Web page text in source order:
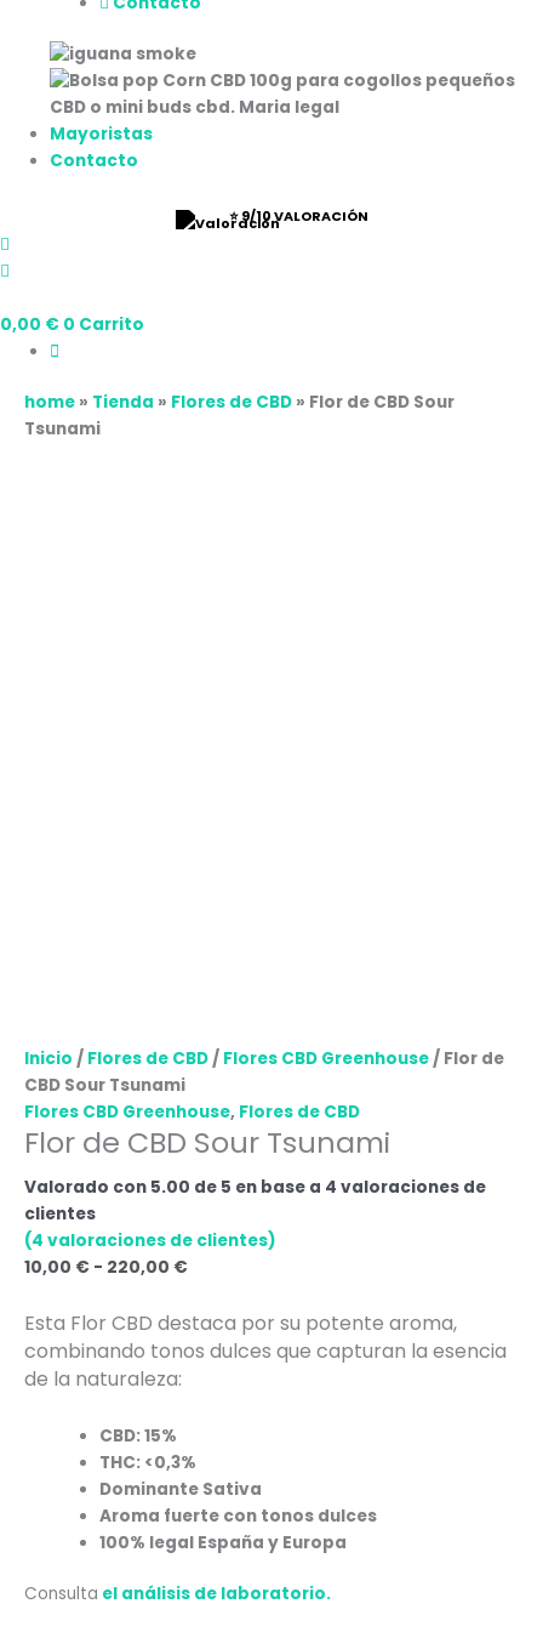
Mayoristas
Contacto
⭐ 9/10 VALORACIÓN
0,00 € 0 Carrito
home » Tienda » Flores de CBD » Flor de CBD Sour
Tsunami
Inicio / Flores de CBD / Flores CBD Greenhouse / Flor de
CBD Sour Tsunami
Flores CBD Greenhouse, Flores de CBD
Flor de CBD Sour Tsunami
Valorado con 5.00 de 5 en base a 4 valoraciones de
clientes
(4 valoraciones de clientes)
10,00 € - 220,00 €
Esta Flor CBD destaca por su potente aroma,
combinando tonos dulces que capturan la esencia
de la naturaleza:
CBD: 15%
THC: <0,3%
Dominante Sativa
Aroma fuerte con tonos dulces
100% legal España y Europa
Consulta el análisis de laboratorio.